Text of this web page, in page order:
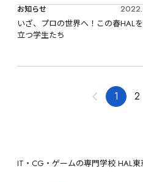
お知らせ
いざ、プロの世界へ！この春HAL
立つ学生たち
1 2
IT・CG・ゲームの専門学校 HAL東